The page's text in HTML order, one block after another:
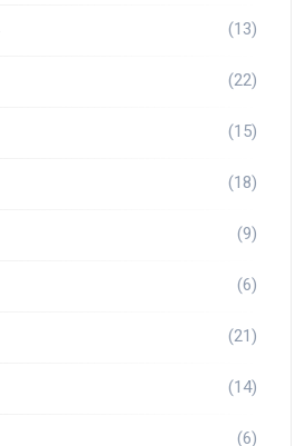
(13)
(22)
(15)
(18)
(9)
(6)
(21)
(14)
(6)